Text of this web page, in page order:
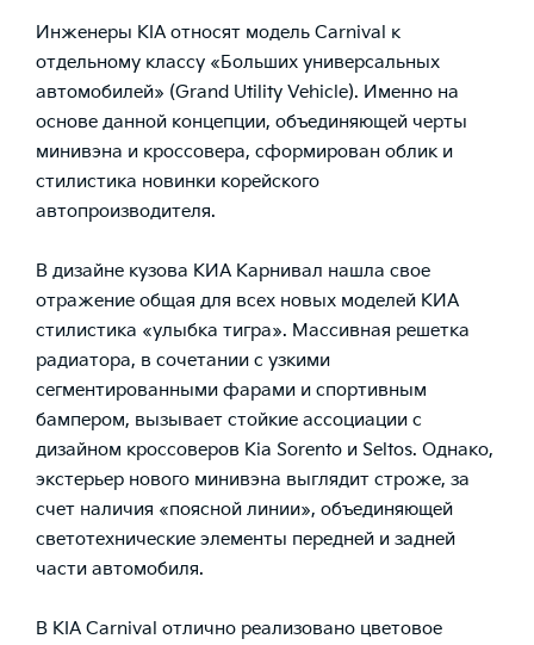
Инженеры KIA относят модель Carnival к
отдельному классу «Больших универсальных
автомобилей» (Grand Utility Vehicle). Именно на
основе данной концепции, объединяющей черты
минивэна и кроссовера, сформирован облик и
стилистика новинки корейского
автопроизводителя.
В дизайне кузова КИА Карнивал нашла свое
отражение общая для всех новых моделей КИА
стилистика «улыбка тигра». Массивная решетка
радиатора, в сочетании с узкими
сегментированными фарами и спортивным
бампером, вызывает стойкие ассоциации с
дизайном кроссоверов Kia Sorento и Seltos. Однако,
экстерьер нового минивэна выглядит строже, за
счет наличия «поясной линии», объединяющей
светотехнические элементы передней и задней
части автомобиля.
В KIA Carnival отлично реализовано цветовое